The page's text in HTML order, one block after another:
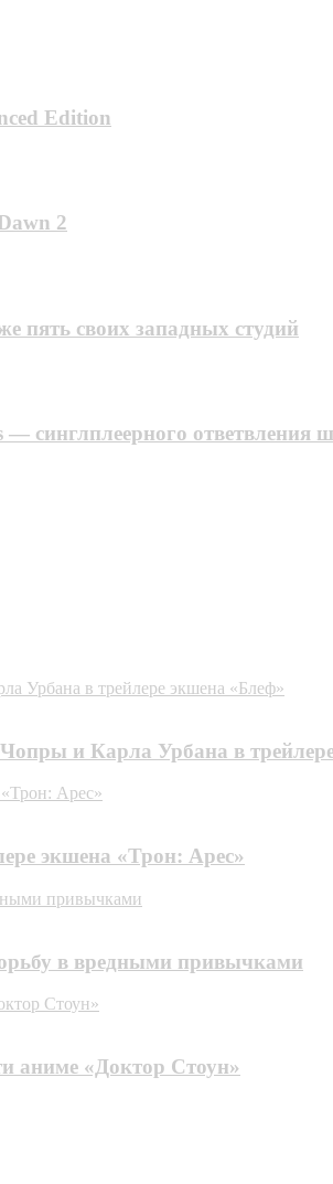
Edition
2
пять своих западных студий
синглплеерного ответвления
Урбана в трейлере экшена «Блеф»
и Карла Урбана в
Арес»
экшена «Трон: Арес»
привычками
в вредными привычками
Стоун»
аниме «Доктор Стоун»